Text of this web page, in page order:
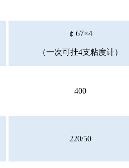
￠67×4
（一次可挂4支粘度计）
400
220/50